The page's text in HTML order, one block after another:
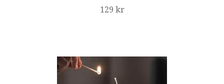
129 kr